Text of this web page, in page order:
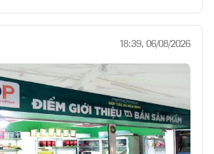
18:39, 06/08/2026